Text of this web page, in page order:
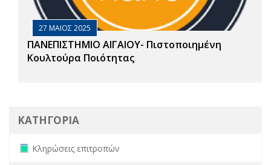
27 ΜΑΙΟΣ 2025
ΠΑΝΕΠΙΣΤΗΜΙΟ ΑΙΓΑΙΟΥ- Πιστοποιημένη
Κουλτούρα Ποιότητας
ΚΑΤΗΓΟΡΙΑ
Remove Κληρώσεις επιτροπών filter
Κληρώσεις επιτροπών